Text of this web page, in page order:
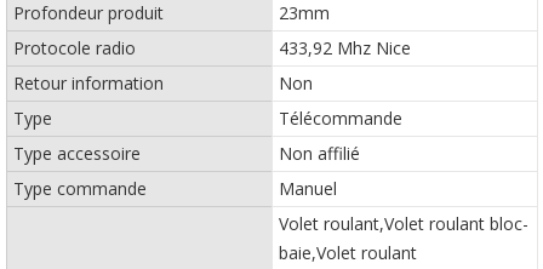
Profondeur produit
23mm
Protocole radio
433,92 Mhz Nice
Retour information
Non
Type
Télécommande
Type accessoire
Non affilié
Type commande
Manuel
Volet roulant,Volet roulant bloc-
baie,Volet roulant